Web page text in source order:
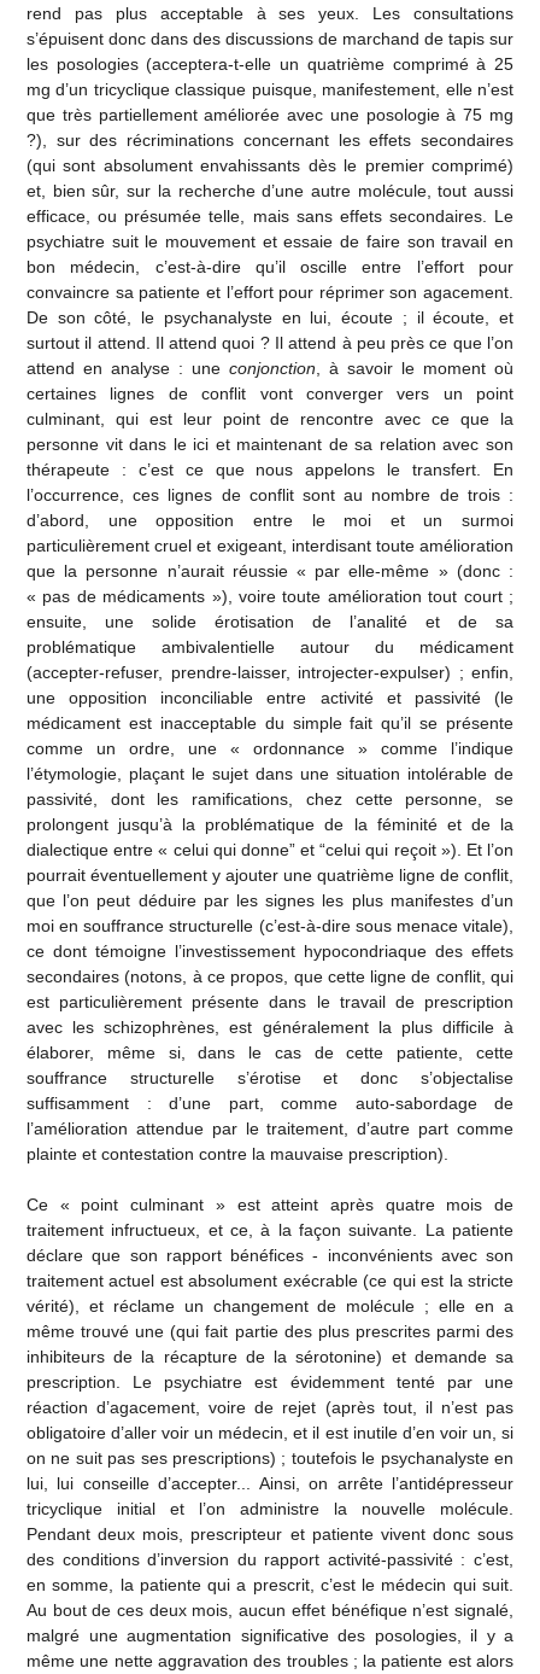
rend pas plus acceptable à ses yeux. Les consultations
s’épuisent donc dans des discussions de marchand de tapis sur
les posologies (acceptera-t-elle un quatrième comprimé à 25
mg d’un tricyclique classique puisque, manifestement, elle n’est
que très partiellement améliorée avec une posologie à 75 mg
?), sur des récriminations concernant les effets secondaires
(qui sont absolument envahissants dès le premier comprimé)
et, bien sûr, sur la recherche d’une autre molécule, tout aussi
efficace, ou présumée telle, mais sans effets secondaires. Le
psychiatre suit le mouvement et essaie de faire son travail en
bon médecin, c’est-à-dire qu’il oscille entre l’effort pour
convaincre sa patiente et l’effort pour réprimer son agacement.
De son côté, le psychanalyste en lui, écoute ; il écoute, et
surtout il attend. Il attend quoi ? Il attend à peu près ce que l’on
attend en analyse : une conjonction, à savoir le moment où
certaines lignes de conflit vont converger vers un point
culminant, qui est leur point de rencontre avec ce que la
personne vit dans le ici et maintenant de sa relation avec son
thérapeute : c’est ce que nous appelons le transfert. En
l’occurrence, ces lignes de conflit sont au nombre de trois :
d’abord, une opposition entre le moi et un surmoi
particulièrement cruel et exigeant, interdisant toute amélioration
que la personne n’aurait réussie « par elle-même » (donc :
« pas de médicaments »), voire toute amélioration tout court ;
ensuite, une solide érotisation de l’analité et de sa
problématique ambivalentielle autour du médicament
(accepter-refuser, prendre-laisser, introjecter-expulser) ; enfin,
une opposition inconciliable entre activité et passivité (le
médicament est inacceptable du simple fait qu’il se présente
comme un ordre, une « ordonnance » comme l’indique
l’étymologie, plaçant le sujet dans une situation intolérable de
passivité, dont les ramifications, chez cette personne, se
prolongent jusqu’à la problématique de la féminité et de la
dialectique entre « celui qui donne” et “celui qui reçoit »). Et l’on
pourrait éventuellement y ajouter une quatrième ligne de conflit,
que l’on peut déduire par les signes les plus manifestes d’un
moi en souffrance structurelle (c’est-à-dire sous menace vitale),
ce dont témoigne l’investissement hypocondriaque des effets
secondaires (notons, à ce propos, que cette ligne de conflit, qui
est particulièrement présente dans le travail de prescription
avec les schizophrènes, est généralement la plus difficile à
élaborer, même si, dans le cas de cette patiente, cette
souffrance structurelle s’érotise et donc s’objectalise
suffisamment : d’une part, comme auto-sabordage de
l’amélioration attendue par le traitement, d’autre part comme
plainte et contestation contre la mauvaise prescription).
Ce « point culminant » est atteint après quatre mois de
traitement infructueux, et ce, à la façon suivante. La patiente
déclare que son rapport bénéfices - inconvénients avec son
traitement actuel est absolument exécrable (ce qui est la stricte
vérité), et réclame un changement de molécule ; elle en a
même trouvé une (qui fait partie des plus prescrites parmi des
inhibiteurs de la récapture de la sérotonine) et demande sa
prescription. Le psychiatre est évidemment tenté par une
réaction d’agacement, voire de rejet (après tout, il n’est pas
obligatoire d’aller voir un médecin, et il est inutile d’en voir un, si
on ne suit pas ses prescriptions) ; toutefois le psychanalyste en
lui, lui conseille d’accepter... Ainsi, on arrête l’antidépresseur
tricyclique initial et l’on administre la nouvelle molécule.
Pendant deux mois, prescripteur et patiente vivent donc sous
des conditions d’inversion du rapport activité-passivité : c’est,
en somme, la patiente qui a prescrit, c’est le médecin qui suit.
Au bout de ces deux mois, aucun effet bénéfique n’est signalé,
malgré une augmentation significative des posologies, il y a
même une nette aggravation des troubles ; la patiente est alors